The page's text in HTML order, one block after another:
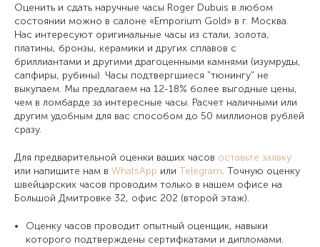
Оценить и сдать наручные часы Roger Dubuis в любом
состоянии можно в салоне «Emporium Gold» в г. Москва.
Нас интересуют оригинальные часы из стали, золота,
платины, бронзы, керамики и других сплавов с
бриллиантами и другими драгоценными камнями (изумруды,
сапфиры, рубины). Часы подтвергшиеся "тюнингу" не
выкупаем. Мы предлагаем на 12-18% более выгодные цены,
чем в ломбарде за интересные часы. Расчет наличными или
другим удобным для вас способом до 50 миллионов рублей
сразу.
Для предварительной оценки ваших часов оставьте заявку
или напишите нам в WhatsApp или Telegram. Точную оценку
швейцарских часов проводим только в нашем офисе на
Большой Дмитровке 32, офис 202 (второй этаж).
Оценку часов проводит опытный оценщик, навыки
которого подтверждены сертифкатами и дипломами.